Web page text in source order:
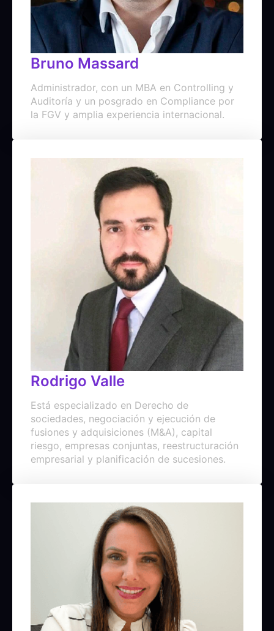
Bruno Massard
Administrador, con un MBA en Controlling y
Auditoría y un posgrado en Compliance por
la FGV y amplia experiencia internacional.
Rodrigo Valle
Está especializado en Derecho de
sociedades, negociación y ejecución de
fusiones y adquisiciones (M&A), capital
riesgo, empresas conjuntas, reestructuración
empresarial y planificación de sucesiones.